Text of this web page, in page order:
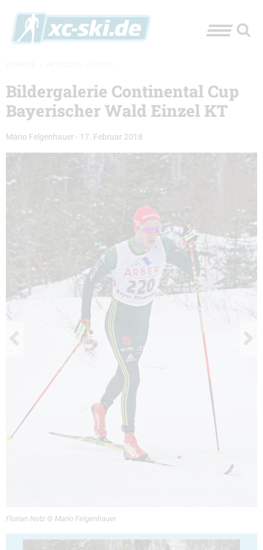
Bildergalerie Continental Cup
Bayerischer Wald Einzel KT
Mario Felgenhauer - 17. Februar 2018
Florian Notz © Mario Felgenhauer